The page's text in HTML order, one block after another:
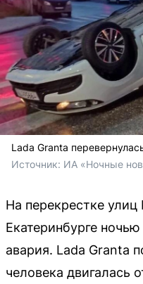
Lada Granta
Источник: ИА «Ночные
На перекрестке
Екатеринбурге
авария. Lada Granta
человека двигалась